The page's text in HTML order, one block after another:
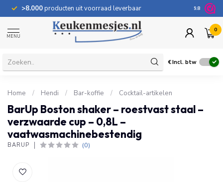
>8.000producten uit voorraad leverbaar 100
9.8
MENU
0
€Incl. btw
Home / Hendi / Bar-koffie / Cocktail-artikelen
BarUp Boston shaker – roestvast staal –
verzwaarde cup – 0,8L –
vaatwasmachinebestendig
BARUP (0)